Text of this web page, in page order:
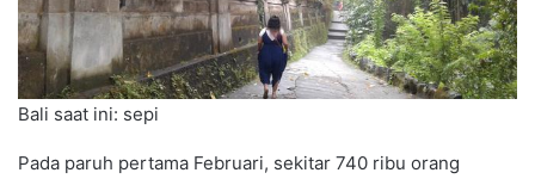
Bali saat ini: sepi
Pada paruh pertama Februari, sekitar 740 ribu orang